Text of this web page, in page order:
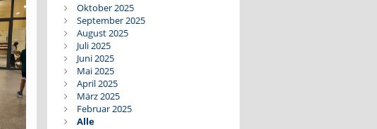
Oktober 2025
September 2025
August 2025
Juli 2025
Juni 2025
Mai 2025
April 2025
März 2025
Februar 2025
Alle